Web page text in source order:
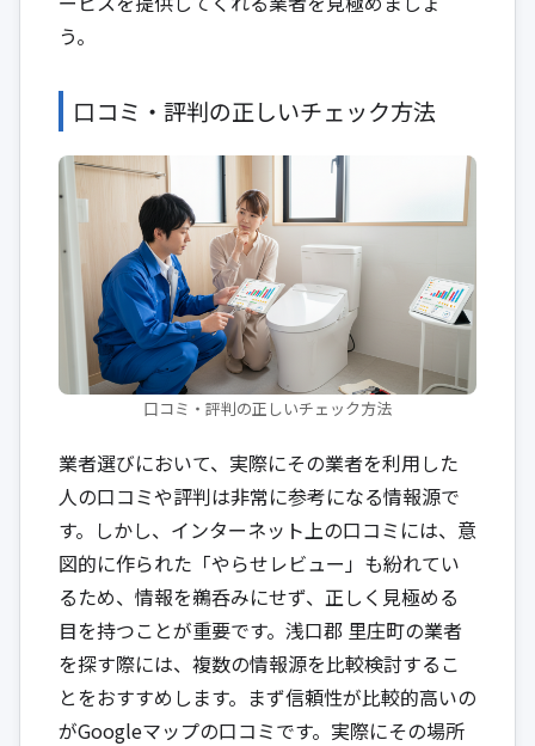
う。
口コミ・評判の正しいチェック方法
口コミ・評判の正しいチェック方法
業者選びにおいて、実際にその業者を利用した
人の口コミや評判は非常に参考になる情報源で
す。しかし、インターネット上の口コミには、意
図的に作られた「やらせレビュー」も紛れてい
るため、情報を鵜呑みにせず、正しく見極める
目を持つことが重要です。浅口郡 里庄町の業者
を探す際には、複数の情報源を比較検討するこ
とをおすすめします。まず信頼性が比較的高いの
がGoogleマップの口コミです。実際にその場所